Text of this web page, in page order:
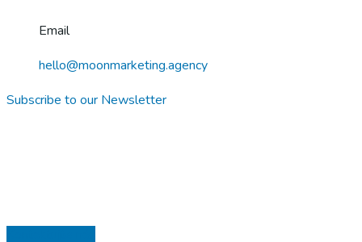
Email
hello@moonmarketing.agency
Subscribe to our Newsletter